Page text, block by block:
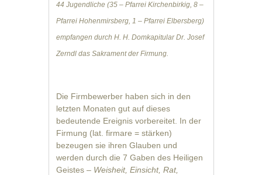
44 Jugendliche (35 – Pfarrei Kirchenbirkig, 8 –
Pfarrei Hohenmirsberg, 1 – Pfarrei Elbersberg)
empfangen durch H. H. Domkapitular Dr. Josef
Zerndl das Sakrament der Firmung.
Die Firmbewerber haben sich in den
letzten Monaten gut auf dieses
bedeutende Ereignis vorbereitet. In der
Firmung (lat. firmare = stärken)
bezeugen sie ihren Glauben und
werden durch die 7 Gaben des Heiligen
Geistes– Weisheit, Einsicht, Rat,